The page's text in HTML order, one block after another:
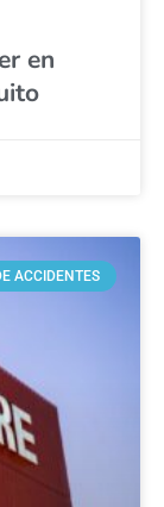
en
ACCIDENTES